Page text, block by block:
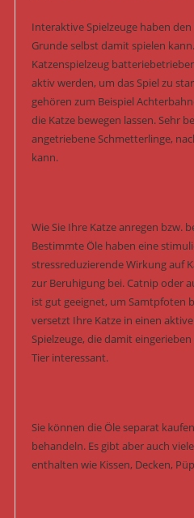
Interaktive Spielzeuge haben
Grunde selbst damit spielen
Katzenspielzeug
aktiv werden, um das Spiel zu
gehören zum Beispiel
die Katze bewegen lassen. Sehr
angetriebene Schmetterlinge,
kann.
Wie Sie Ihre Katze anregen bzw.
Bestimmte Öle haben eine
stressreduzierende Wirkung auf
zur Beruhigung bei. Catnip oder
ist gut geeignet, um Samtpfoten
versetzt Ihre Katze in einen
Spielzeuge, die damit
Tier interessant.
Sie können die Öle separat
behandeln. Es gibt aber auch
enthalten wie Kissen, Decken,